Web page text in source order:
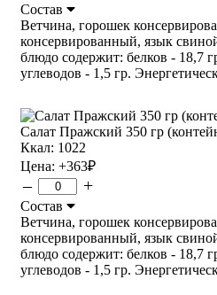
Состав
Ветчина, горошек
консервированный, язык
блюдо содержит: белков - 18,7
углеводов - 1,5 гр.
Салат Пражский 350 гр
Ккал: 1022
Цена: +363₽
– +
Состав
Ветчина, горошек
консервированный, язык
блюдо содержит: белков - 18,7
углеводов - 1,5 гр.